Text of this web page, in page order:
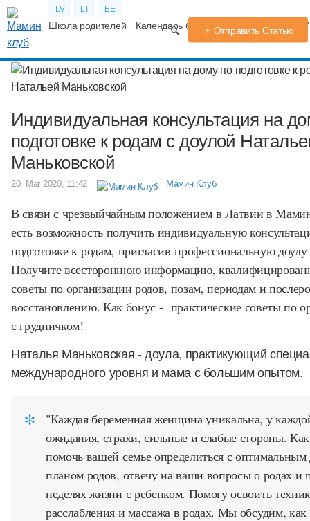
LV LT EE
Школа родителей Календарь беременности Форум
Отправить Статью
Индивидуальная консультация на
подготовке к родам с доулой
Маньковской
20. Mar 2020, 11:42 Мамин Клуб
В связи с чрезвыйчайным положением в Латвии в
есть возможность получить индивидуальную
подготовке к родам, пригласив профессиональную
Получите всестороннюю информацию,
советы по организации родов, позам, периодам и
восстановлению. Как бонус - практические советы по
с грудничком!
Наталья Маньковская - доула, практикующий
международного уровня и мама с большим опытом.
"Каждая беременная женщина уникальна, у
ожидания, страхи, сильные и слабые стороны.
помочь вашей семье определиться с оптимальным
планом родов, отвечу на ваши вопросы о родах и
неделях жизни с ребенком. Помогу освоить
расслабления и массажа в родах. Мы обсудим, как